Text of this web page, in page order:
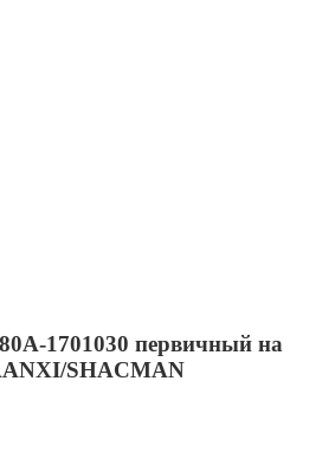
1701030 первичный на
SHACMAN